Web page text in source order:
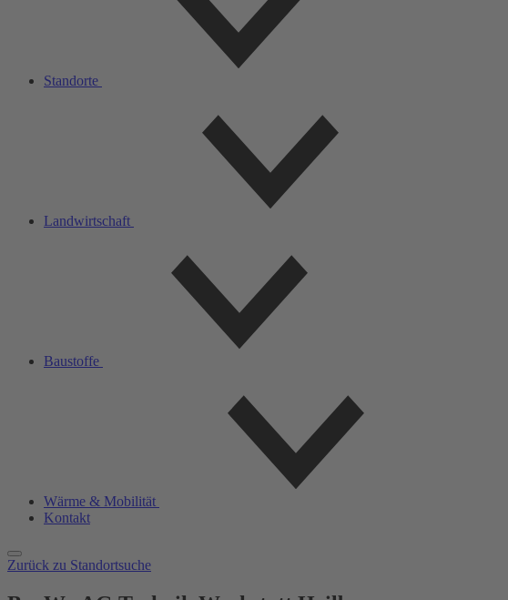
Standorte
Landwirtschaft
Baustoffe
Wärme & Mobilität
Kontakt
Zurück zu Standortsuche